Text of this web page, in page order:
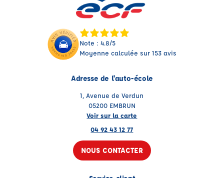
Note : 4.8/5
Moyenne calculée sur 153 avis
Adresse de l'auto-école
1, Avenue de Verdun
05200 EMBRUN
Voir sur la carte
04 92 43 12 77
NOUS CONTACTER